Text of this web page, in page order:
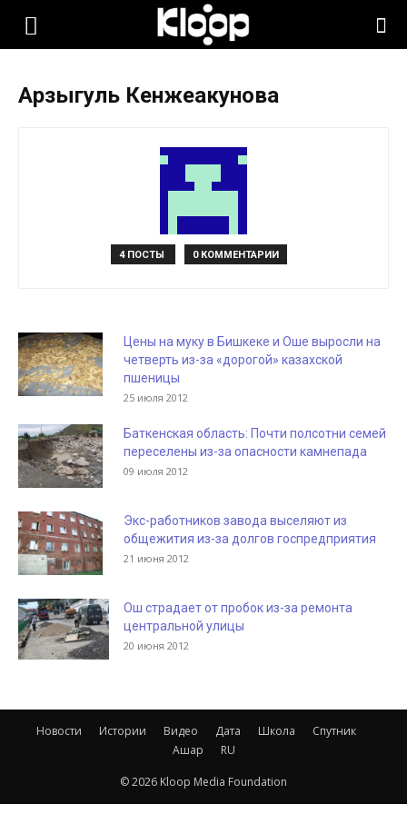
KLOOP.KG
Арзыгуль Кенжеакунова
4 ПОСТЫ 0 КОММЕНТАРИИ
Цены на муку в Бишкеке и Оше выросли на
четверть из-за «дорогой» казахской
пшеницы
25 июля 2012
Баткенская область: Почти полсотни семей
переселены из-за опасности камнепада
09 июля 2012
Экс-работников завода выселяют из
общежития из-за долгов госпредприятия
21 июня 2012
Ош страдает от пробок из-за ремонта
центральной улицы
20 июня 2012
Новости Истории Видео Дата Школа
Спутник
Ашар
RU
© 2026 Kloop Media Foundation